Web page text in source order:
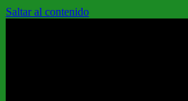
Saltar al contenido